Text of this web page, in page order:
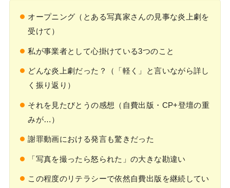
オープニング（とある写真家さんの見事な炎上劇を
受けて）
私が事業者として心掛けている3つのこと
どんな炎上劇だった？（「軽く」と言いながら詳し
く振り返り）
それを見たびとうの感想（自費出版・CP+登壇の重
みが…）
謝罪動画における発言も驚きだった
「写真を撮ったら怒られた」の大きな勘違い
この程度のリテラシーで依然自費出版を継続してい